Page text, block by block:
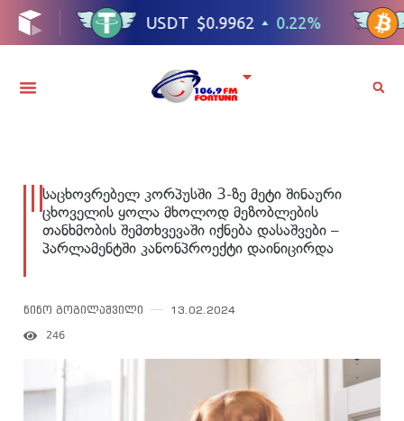
საცხოვრებელ კორპუსში 3-ზე მეტი შინაური
ცხოველის ყოლა მხოლოდ მეზობლების
თანხმობის შემთხვევაში იქნება დასაშვები –
პარლამენტში კანონპროექტი დაინიცირდა
ნინო გოგილაშვილი 13.02.2024
246